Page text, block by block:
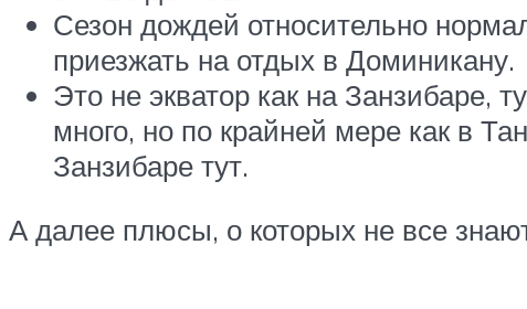
Сезон дождей относительно
приезжать на отдых в Доминикану.
Это не экватор как на Занзибаре,
много, но по крайней мере как в
Занзибаре тут.
А далее плюсы, о которых не все